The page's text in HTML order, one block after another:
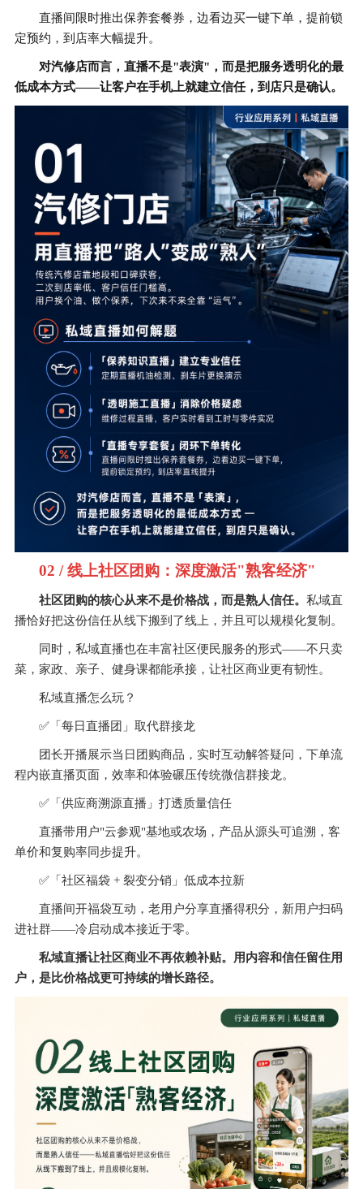
直播间限时推出保养套餐券，边看边买一键下单，提前锁
定预约，到店率大幅提升。
对汽修店而言，直播不是"表演"，而是把服务透明化的最
低成本方式——让客户在手机上就建立信任，到店只是确认。
02 / 线上社区团购：深度激活"熟客经济"
社区团购的核心从来不是价格战，而是熟人信任。 私域直
播恰好把这份信任从线下搬到了线上，并且可以规模化复制。
同时，私域直播也在丰富社区便民服务的形式——不只卖
菜，家政、亲子、健身课都能承接，让社区商业更有韧性。
私域直播怎么玩？
✅ 「每日直播团」取代群接龙
团长开播展示当日团购商品，实时互动解答疑问，下单流
程内嵌直播页面，效率和体验碾压传统微信群接龙。
✅ 「供应商溯源直播」打透质量信任
直播带用户"云参观"基地或农场，产品从源头可追溯，客
单价和复购率同步提升。
✅ 「社区福袋 + 裂变分销」低成本拉新
直播间开福袋互动，老用户分享直播得积分，新用户扫码
进社群——冷启动成本接近于零。
私域直播让社区商业不再依赖补贴。用内容和信任留住用
户，是比价格战更可持续的增长路径。